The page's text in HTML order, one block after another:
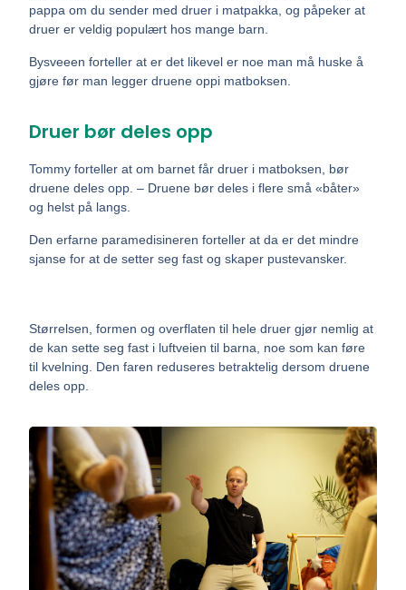
pappa om du sender med druer i matpakka, og påpeker at
druer er veldig populært hos mange barn.
Bysveeen forteller at er det likevel er noe man må huske å
gjøre før man legger druene oppi matboksen.
Druer bør deles opp
Tommy forteller at om barnet får druer i matboksen, bør
druene deles opp. – Druene bør deles i flere små «båter»
og helst på langs.
Den erfarne paramedisineren forteller at da er det mindre
sjanse for at de setter seg fast og skaper pustevansker.
Størrelsen, formen og overflaten til hele druer gjør nemlig at
de kan sette seg fast i luftveien til barna, noe som kan føre
til kvelning. Den faren reduseres betraktelig dersom druene
deles opp.